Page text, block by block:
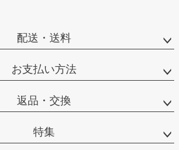
配送・送料
お支払い方法
返品・交換
特集